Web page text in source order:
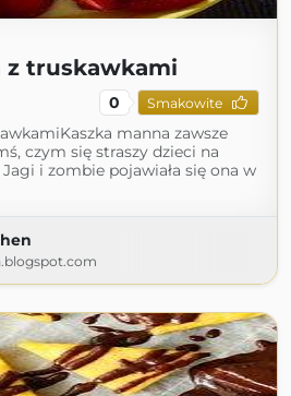
z truskawkami
0 Smakowite
manna zawsze
czym się straszy dzieci na
i zombie pojawiała się ona w